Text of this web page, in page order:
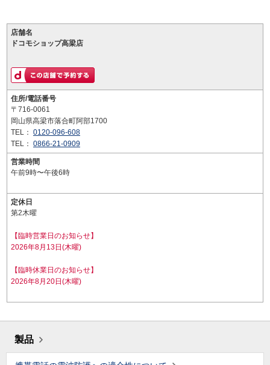
店舗名
ドコモショップ高梁店
住所/電話番号
〒716-0061
岡山県高梁市落合町阿部1700
TEL： 0120-096-608
TEL： 0866-21-0909
営業時間
午前9時〜午後6時
定休日
第2木曜
【臨時営業日のお知らせ】
2026年8月13日(木曜)
【臨時休業日のお知らせ】
2026年8月20日(木曜)
製品